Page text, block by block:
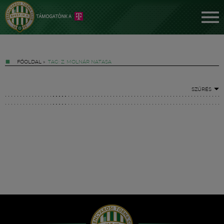
FŐOLDAL » TAG: Z. MOLNÁR NATASA
SZŰRÉS
Hírek